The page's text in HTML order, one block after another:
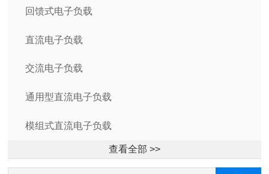
回馈式电子负载
直流电子负载
交流电子负载
通用型直流电子负载
模组式直流电子负载
查看全部 >>